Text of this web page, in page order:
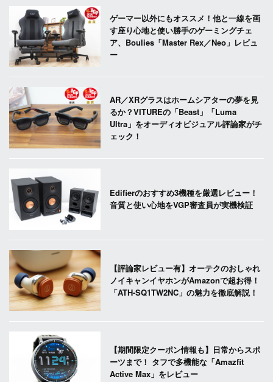
ゲーマー以外にもオススメ！他と一線を画
す座り心地と使い勝手のゲーミングチェ
ア、Boulies「Master Rex／Neo」レビュ
ー
AR／XRグラスはホームシアターの夢を見
るか？VITUREの「Beast」「Luma
Ultra」をオーディオビジュアル評論家がチ
ェック！
Edifierのおすすめ3機種を厳選レビュー！
音質と使い心地をVGP審査員が実機検証
【評論家レビュー有】オーテクのおしゃれ
ノイキャンイヤホンがAmazonで超お得！
「ATH-SQ1TW2NC」の魅力を徹底解説！
【期間限定クーポン情報も】日常からスポ
ーツまで！ タフで多機能な「Amazfit
Active Max」をレビュー